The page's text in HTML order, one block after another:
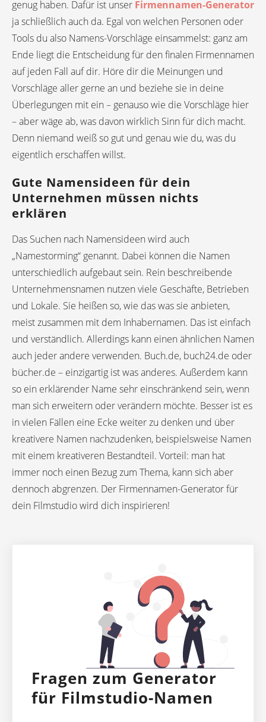
genug haben. Dafür ist unser Firmennamen-Generator
ja schließlich auch da. Egal von welchen Personen oder
Tools du also Namens-Vorschläge einsammelst: ganz am
Ende liegt die Entscheidung für den finalen Firmennamen
auf jeden Fall auf dir. Höre dir die Meinungen und
Vorschläge aller gerne an und beziehe sie in deine
Überlegungen mit ein – genauso wie die Vorschläge hier
– aber wäge ab, was davon wirklich Sinn für dich macht.
Denn niemand weiß so gut und genau wie du, was du
eigentlich erschaffen willst.
Gute Namensideen für dein
Unternehmen müssen nichts
erklären
Das Suchen nach Namensideen wird auch
„Namestorming“ genannt. Dabei können die Namen
unterschiedlich aufgebaut sein. Rein beschreibende
Unternehmensnamen nutzen viele Geschäfte, Betrieben
und Lokale. Sie heißen so, wie das was sie anbieten,
meist zusammen mit dem Inhabernamen. Das ist einfach
und verständlich. Allerdings kann einen ähnlichen Namen
auch jeder andere verwenden. Buch.de, buch24.de oder
bücher.de – einzigartig ist was anderes. Außerdem kann
so ein erklärender Name sehr einschränkend sein, wenn
man sich erweitern oder verändern möchte. Besser ist es
in vielen Fällen eine Ecke weiter zu denken und über
kreativere Namen nachzudenken, beispielsweise Namen
mit einem kreativeren Bestandteil. Vorteil: man hat
immer noch einen Bezug zum Thema, kann sich aber
dennoch abgrenzen. Der Firmennamen-Generator für
dein Filmstudio wird dich inspirieren!
Fragen zum Generator
für Filmstudio-Namen